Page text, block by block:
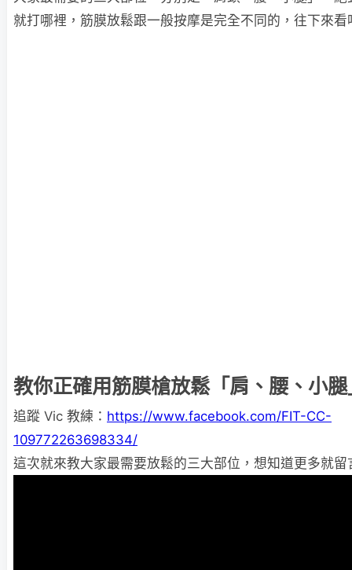
就打哪裡，筋膜放鬆跟一般按摩是完全不同的，往下來看
教你正確用筋膜槍放鬆「肩、腰、小腿
追蹤 Vic 教練： https://www.facebook.com/FIT-CC-
109772263698334/
這次就來教大家最需要放鬆的三大部位，想知道更多就留